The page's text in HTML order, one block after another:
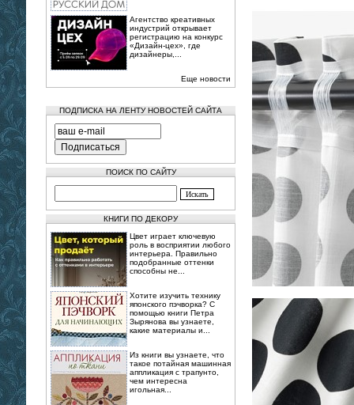
Агентство креативных
индустрий открывает
регистрацию на конкурс
«Дизайн-цех», где
дизайнеры,...
Еще новости
ПОДПИСКА НА ЛЕНТУ НОВОСТЕЙ САЙТА
ПОИСК ПО САЙТУ
КНИГИ ПО ДЕКОРУ
Цвет играет ключевую
роль в восприятии любого
интерьера. Правильно
подобранные оттенки
способны не...
Хотите изучить технику
японского пэчворка? С
помощью книги Петра
Зырянова вы узнаете,
какие материалы и...
Из книги вы узнаете, что
такое потайная машинная
аппликация с трапунто,
чем интересна
игольная...